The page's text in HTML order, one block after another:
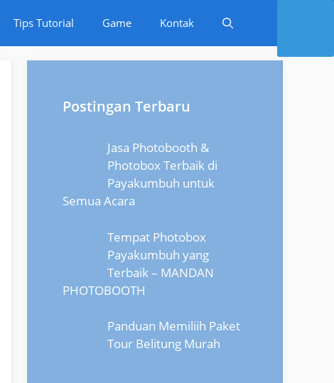
Tips Tutorial Game Kontak
Postingan Terbaru
Jasa Photobooth &
Photobox Terbaik di
Payakumbuh untuk
Semua Acara
Tempat Photobox
Payakumbuh yang
Terbaik – MANDAN
PHOTOBOOTH
Panduan Memiliih Paket
Tour Belitung Murah